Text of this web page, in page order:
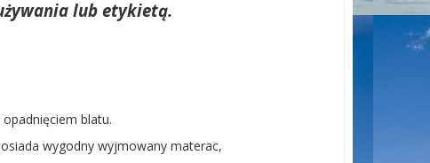
lub etykietą.
blatu.
wygodny wyjmowany materac,